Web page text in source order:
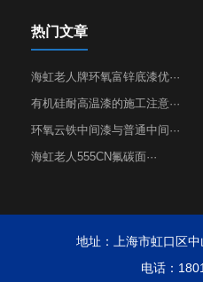
热门文章
海虹老人牌环氧富锌底漆优···
有机硅耐高温漆的施工注意···
环氧云铁中间漆与普通中间···
海虹老人555CN氟碳面···
地址：上海市虹口区
电话：